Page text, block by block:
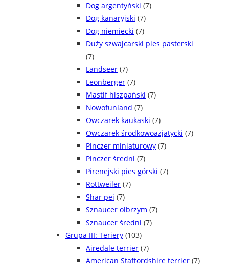
Dog argentyński (7)
Dog kanaryjski (7)
Dog niemiecki (7)
Duży szwajcarski pies pasterski
(7)
Landseer (7)
Leonberger (7)
Mastif hiszpański (7)
Nowofunland (7)
Owczarek kaukaski (7)
Owczarek środkowoazjatycki (7)
Pinczer miniaturowy (7)
Pinczer średni (7)
Pirenejski pies górski (7)
Rottweiler (7)
Shar pei (7)
Sznaucer olbrzym (7)
Sznaucer średni (7)
Grupa III: Teriery (103)
Airedale terrier (7)
American Staffordshire terrier (7)